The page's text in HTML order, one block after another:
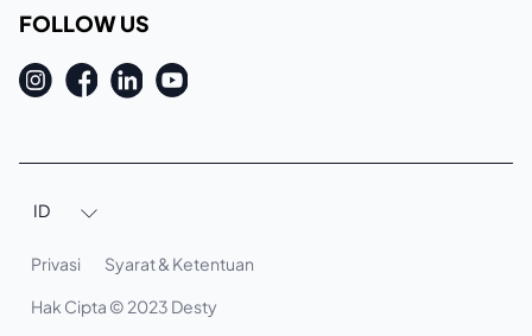
FOLLOW US
ID 
Privasi
Syarat & Ketentuan
Hak Cipta © 2023 Desty